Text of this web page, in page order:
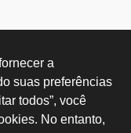
São Paulo - SP -
a
suas preferências
todos”, você
No entanto,